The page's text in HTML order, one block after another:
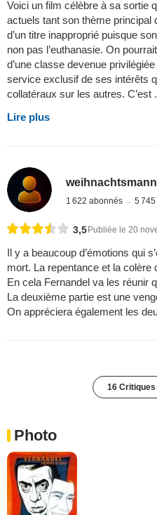
Voici un film célèbre à sa sortie
actuels tant son thème principal
d’un titre inapproprié puisque
non pas l’euthanasie. On
d’une classe devenue
service exclusif de ses intérêts
collatéraux sur les autres. C’est
Lire plus
weihnachtsmann
1 622 abonnés 5
3,5 Publiée le 20
Il y a beaucoup d’émotions qui
mort. La repentance et la colère
En cela Fernandel va les réunir
La deuxième partie est une
On appréciera également les
16
Photo